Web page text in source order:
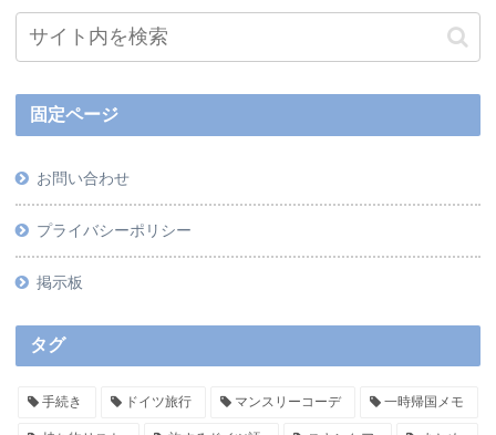
固定ページ
お問い合わせ
プライバシーポリシー
掲示板
タグ
手続き ドイツ旅行 マンスリーコーデ 一時帰国メモ